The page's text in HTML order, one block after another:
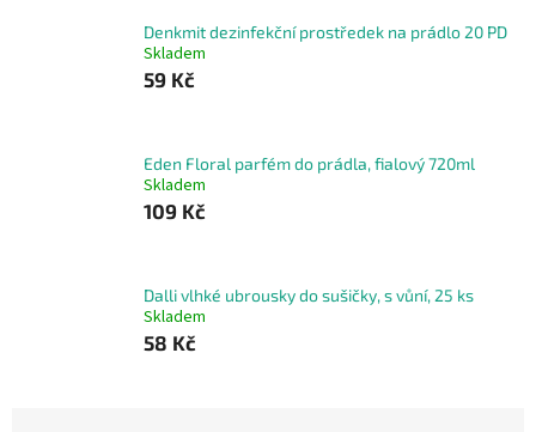
Denkmit dezinfekční prostředek na prádlo 20 PD
Skladem
59 Kč
Eden Floral parfém do prádla, fialový 720ml
Skladem
109 Kč
Dalli vlhké ubrousky do sušičky, s vůní, 25 ks
Skladem
58 Kč